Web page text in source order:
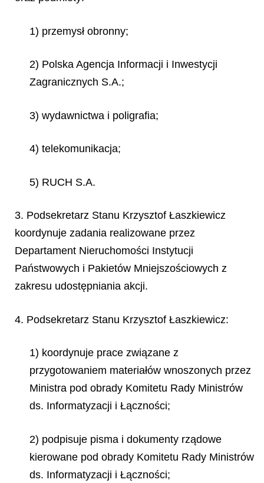
1) przemysł obronny;
2) Polska Agencja Informacji i Inwestycji
Zagranicznych S.A.;
3) wydawnictwa i poligrafia;
4) telekomunikacja;
5) RUCH S.A.
3. Podsekretarz Stanu Krzysztof Łaszkiewicz
koordynuje zadania realizowane przez
Departament Nieruchomości Instytucji
Państwowych i Pakietów Mniejszościowych z
zakresu udostępniania akcji.
4. Podsekretarz Stanu Krzysztof Łaszkiewicz:
1) koordynuje prace związane z
przygotowaniem materiałów wnoszonych przez
Ministra pod obrady Komitetu Rady Ministrów
ds. Informatyzacji i Łączności;
2) podpisuje pisma i dokumenty rządowe
kierowane pod obrady Komitetu Rady Ministrów
ds. Informatyzacji i Łączności;